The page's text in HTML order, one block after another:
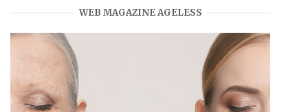
WEB MAGAZINE AGELESS